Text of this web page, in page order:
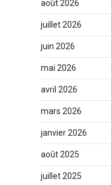
août 2026
juillet 2026
juin 2026
mai 2026
avril 2026
mars 2026
janvier 2026
août 2025
juillet 2025